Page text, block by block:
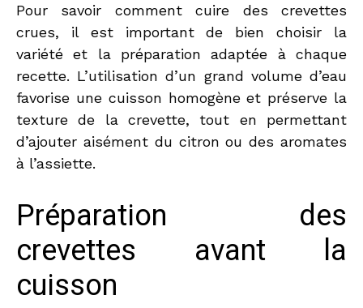
Pour savoir comment cuire des crevettes
crues, il est important de bien choisir la
variété et la préparation adaptée à chaque
recette. L’utilisation d’un grand volume d’eau
favorise une cuisson homogène et préserve la
texture de la crevette, tout en permettant
d’ajouter aisément du citron ou des aromates
à l’assiette.
Préparation des
crevettes avant la
cuisson